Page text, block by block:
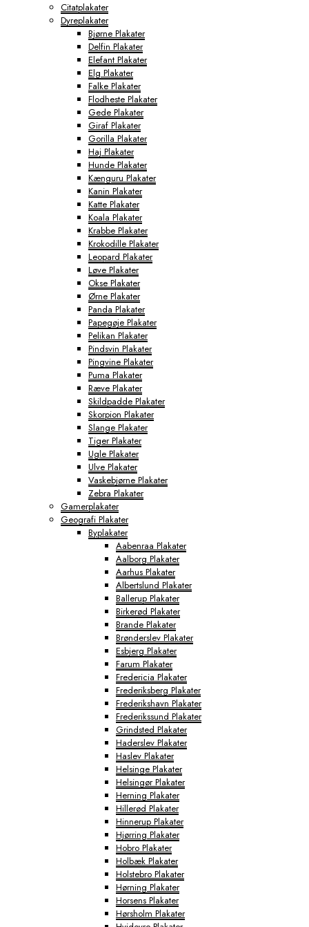
Citatplakater
Dyreplakater
Bjørne Plakater
Delfin Plakater
Elefant Plakater
Elg Plakater
Falke Plakater
Flodheste Plakater
Gede Plakater
Giraf Plakater
Gorilla Plakater
Haj Plakater
Hunde Plakater
Kænguru Plakater
Kanin Plakater
Katte Plakater
Koala Plakater
Krabbe Plakater
Krokodille Plakater
Leopard Plakater
Løve Plakater
Okse Plakater
Ørne Plakater
Panda Plakater
Papegøje Plakater
Pelikan Plakater
Pindsvin Plakater
Pingvine Plakater
Puma Plakater
Ræve Plakater
Skildpadde Plakater
Skorpion Plakater
Slange Plakater
Tiger Plakater
Ugle Plakater
Ulve Plakater
Vaskebjørne Plakater
Zebra Plakater
Gamerplakater
Geografi Plakater
Byplakater
Aabenraa Plakater
Aalborg Plakater
Aarhus Plakater
Albertslund Plakater
Ballerup Plakater
Birkerød Plakater
Brande Plakater
Brønderslev Plakater
Esbjerg Plakater
Farum Plakater
Fredericia Plakater
Frederiksberg Plakater
Frederikshavn Plakater
Frederikssund Plakater
Grindsted Plakater
Haderslev Plakater
Haslev Plakater
Helsinge Plakater
Helsingør Plakater
Herning Plakater
Hillerød Plakater
Hinnerup Plakater
Hjørring Plakater
Hobro Plakater
Holbæk Plakater
Holstebro Plakater
Hørning Plakater
Horsens Plakater
Hørsholm Plakater